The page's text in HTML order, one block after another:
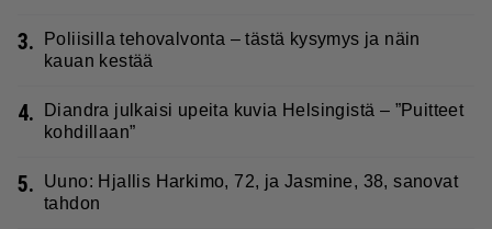
3.
Poliisilla tehovalvonta – tästä kysymys ja näin
kauan kestää
4.
Diandra julkaisi upeita kuvia Helsingistä – ”Puitteet
kohdillaan”
5.
Uuno: Hjallis Harkimo, 72, ja Jasmine, 38, sanovat
tahdon